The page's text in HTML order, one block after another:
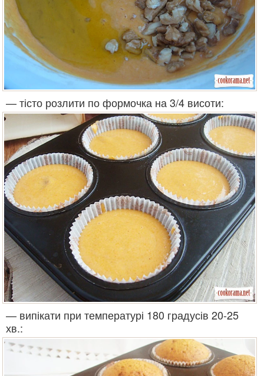
— тісто розлити по формочка на 3/4 висоти:
— випікати при температурі 180 градусів 20-25
хв.: